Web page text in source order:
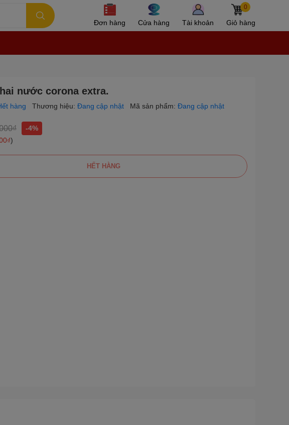
Đơn hàng Cửa hàng Tài khoản
0
Giỏ hàng
nước corona extra.
hàng Thương hiệu: Đang cập nhật Mã sản phẩm: Đang cập nhật
-4%
)
HẾT HÀNG